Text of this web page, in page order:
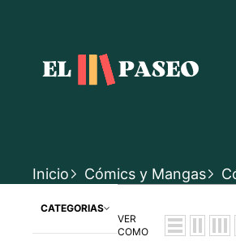
Inicio Cómics y Mangas
CATEGORIAS
VER
COMO